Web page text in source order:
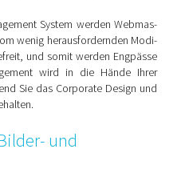
System werden Web­mas­
wenig herausfordernden Modi­
und somit werden Eng­pässe
wird in die Hände Ihr­er
Sie das Corporate Design und
und